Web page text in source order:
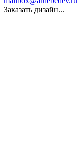
Заказать дизайн...